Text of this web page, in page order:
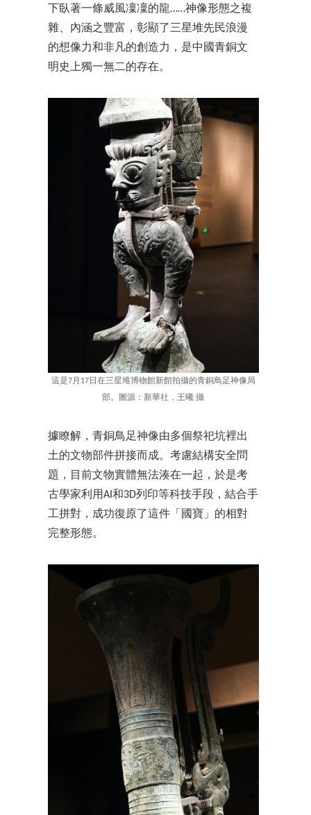
下臥著一條威風凜凜的龍……神像形態之複
雜、內涵之豐富，彰顯了三星堆先民浪漫
的想像力和非凡的創造力，是中國青銅文
明史上獨一無二的存在。
這是7月17日在三星堆博物館新館拍攝的青銅鳥足神像局
部。圖源：新華社，王曦 攝
據瞭解，青銅鳥足神像由多個祭祀坑裡出
土的文物部件拼接而成。考慮結構安全問
題，目前文物實體無法湊在一起，於是考
古學家利用AI和3D列印等科技手段，結合手
工拼對，成功復原了這件「國寶」的相對
完整形態。